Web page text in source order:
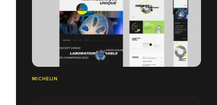
MICHELIN